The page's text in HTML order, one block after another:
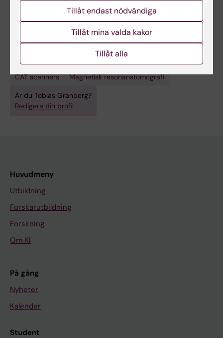
Radiologi och bildbehandling
Forskningsämnen:
Alzheimers sjukdom
Amyotrofisk lateralskleros
Epilepsi
skleros
Tekniker och metoder:
CAT scanners
Magnetisk resonanstomografi
Är du Tobias Granberg?
Redigera din profil
Huvudmeny
Utbildning
Forskarutbildning
Forskning
Om KI
På gång
Nyheter
Kalender
Student
Tillåt endast nödvändiga
Tillåt mina valda kakor
Tillåt alla